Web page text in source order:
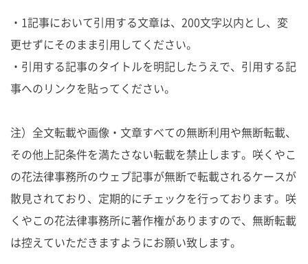
・1記事において引用する文章は、200文字以内とし、変
更せずにそのまま引用してください。
・引用する記事のタイトルを明記したうえで、引用する記
事へのリンクを貼ってください。
注）全文転載や画像・文章すべての無断利用や無断転載、
その他上記条件を満たさない転載を禁止します。咲くやこ
の花法律事務所のウェブ記事が無断で転載されるケースが
散見されており、定期的にチェックを行っております。咲
くやこの花法律事務所に著作権がありますので、無断転載
は控えていただきますようにお願い致します。